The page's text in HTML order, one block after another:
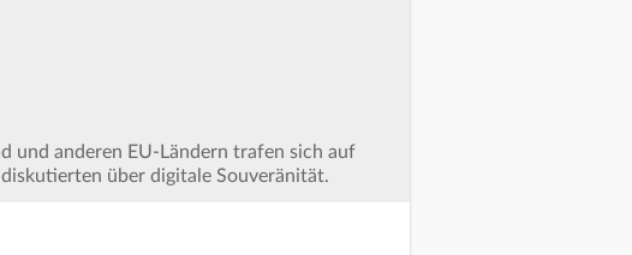
und anderen EU-Ländern trafen sich auf
über digitale Souveränität.